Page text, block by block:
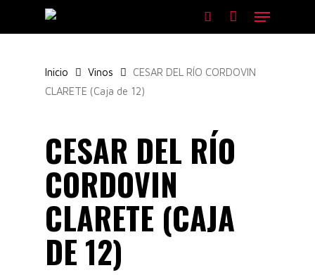
main
search
Menu
Inicio Vinos
CESAR DEL RÍO CORDOVIN
CLARETE (Caja de 12)
CESAR DEL RÍO
CORDOVIN
CLARETE (CAJA
DE 12)